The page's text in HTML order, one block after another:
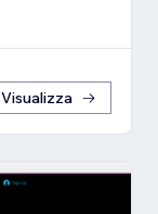
Visualizza